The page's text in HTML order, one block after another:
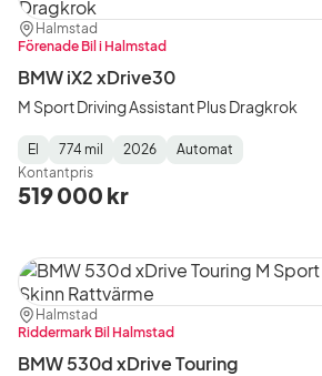
Plats:
Halmstad
Återförsäljare:
Förenade Bil i Halmstad
BMW iX2 xDrive30
M Sport Driving Assistant Plus Dragkrok
Fuel
Type:
El
Mätarställning:
774 mil
Model
Year:
2026
Gearbox
Type:
Automat
Kontantpris
519 000 kr
Plats:
Halmstad
Återförsäljare:
Riddermark Bil Halmstad
BMW 530d xDrive Touring